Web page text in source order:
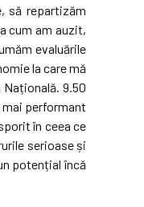
să repartizăm
cum am auzit,
evaluările
la care mă
9.50
mai performant
în ceea ce
serioase și
potențial încă